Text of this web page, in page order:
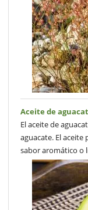
Aceite de
El aceite de
aguacate. El
sabor aromático o